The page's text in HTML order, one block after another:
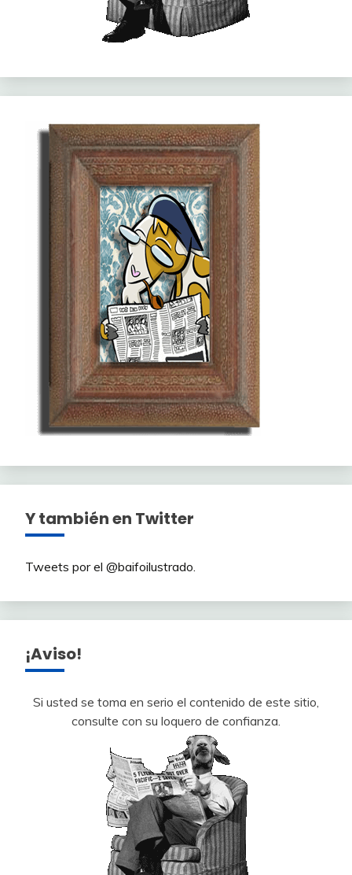
Y también en Twitter
Tweets por el @baifoilustrado.
¡Aviso!
Si usted se toma en serio el contenido de este sitio,
consulte con su loquero de confianza.